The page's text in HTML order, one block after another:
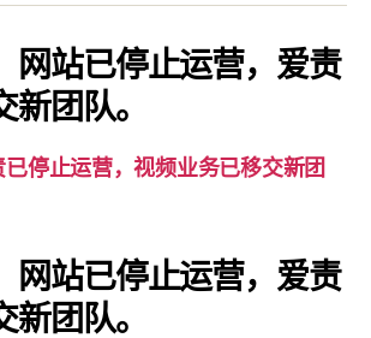
知：
爱
责
视
网站已停止运营，爱责
团队。
停止运营，视频业务已移交新团
网站已停止运营，爱责
团队。